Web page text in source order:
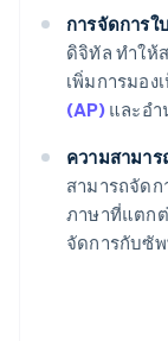
การจัดการใ
ดิจิทัล ทําให้
เพิ่มการมอง
(AP)และอํา
ความสามา
สามารถจัด
ภาษาที่แตก
จัดการกับซั